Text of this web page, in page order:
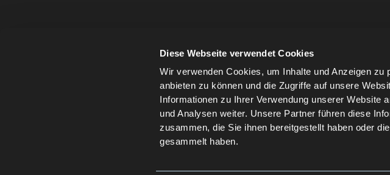
Diese Webseite verwendet Cookies
Wir verwenden Cookies, um Inhalte und Anzeigen
anbieten zu können und die Zugriffe auf unsere
Informationen zu Ihrer Verwendung unserer Website
und Analysen weiter. Unsere Partner führen diese
zusammen, die Sie ihnen bereitgestellt haben oder
gesammelt haben.